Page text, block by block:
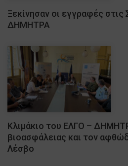
Ξεκίνησαν οι εγγραφές
ΔΗΜΗΤΡΑ
Κλιμάκιο του ΕΛΓΟ –
βιοασφάλειας και τον
Λέσβο